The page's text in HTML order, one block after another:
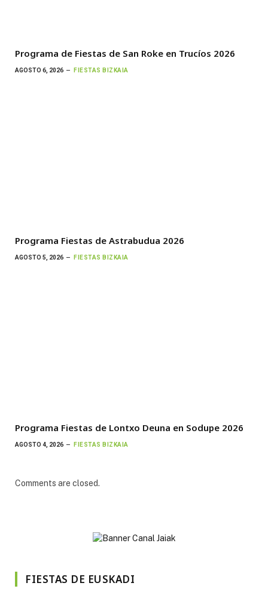
Programa de Fiestas de San Roke en Trucíos 2026
AGOSTO 6, 2026 FIESTAS BIZKAIA
Programa Fiestas de Astrabudua 2026
AGOSTO 5, 2026 FIESTAS BIZKAIA
Programa Fiestas de Lontxo Deuna en Sodupe 2026
AGOSTO 4, 2026 FIESTAS BIZKAIA
Comments are closed.
FIESTAS DE EUSKADI